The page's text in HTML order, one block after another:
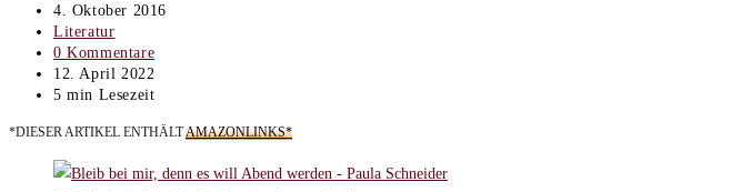
Autor:
Beitrag
veröffentlicht:
4. Oktober 2016
Beitrags-
Kategorie:
Literatur
Beitrags-
Kommentare:
0 Kommentare
Beitrag
zuletzt
am:
12. April 2022
Lesedauer:
5 min Lesezeit
*DIESER ARTIKEL ENTHÄLTAMAZONLINKS*